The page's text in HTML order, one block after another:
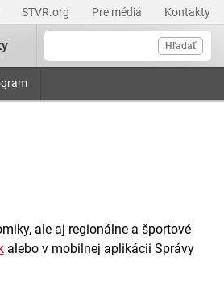
STVR.org Pre médiá Kontakty
Hľadať
ale aj regionálne a športové
alebo v mobilnej aplikácii Správy